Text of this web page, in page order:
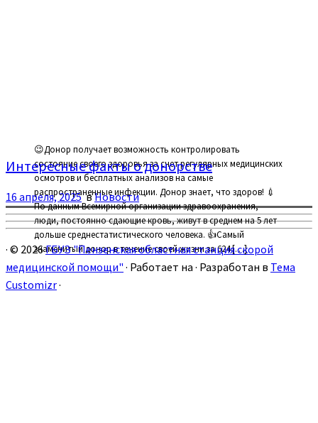
😉Донор получает возможность контролировать
состояние своего здоровья за счет регулярных медицинских
осмотров и бесплатных анализов на самые
распространенные инфекции. Донор знает, что здоров! 💉
По данным Всемирной организации здравоохранения,
люди, постоянно сдающие кровь, живут в среднем на 5 лет
дольше среднестатистического человека. 👍Самый
знаменитый донор в течение своей жизни за 624 […]
Интересные факты о донорстве
16 апреля, 2025вНовости
· © 2026ГБУЗ "Пензенская областная станция скорой
медицинской помощи" · Работает на · Разработан в Тема
Customizr·